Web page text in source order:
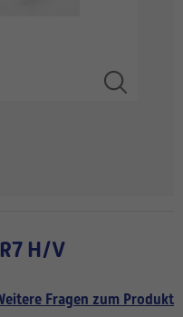
H/V
Fragen zum Produkt